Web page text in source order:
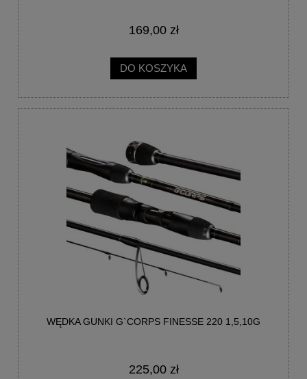
169,00 zł
DO KOSZYKA
WĘDKA GUNKI G`CORPS FINESSE 220 1,5,10G
225,00 zł